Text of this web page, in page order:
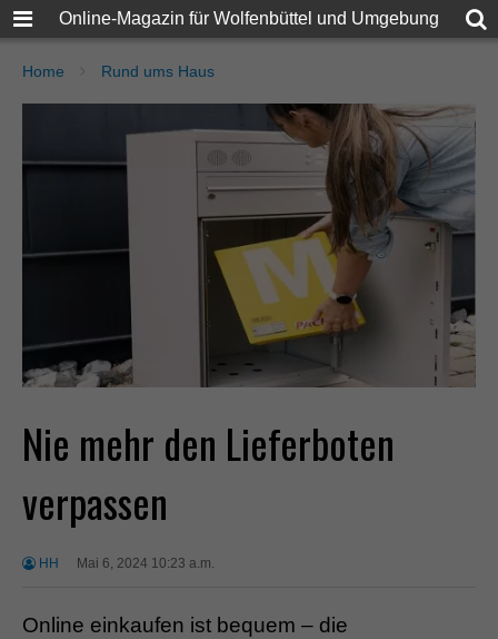
Online-Magazin für Wolfenbüttel und Umgebung
Home Rund ums Haus
Nie mehr den Lieferboten
verpassen
HH Mai 6, 2024 10:23 a.m.
Online einkaufen ist bequem – die